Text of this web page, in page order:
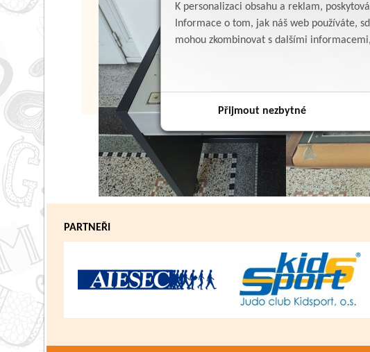
K personalizaci obsahu a reklam,
Informace o tom, jak náš web používáte,
mohou zkombinovat s dalšími
Přijmout nezbytné
PARTNEŘI